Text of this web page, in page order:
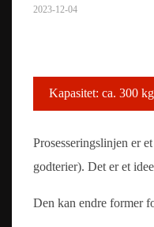
2023-12-04
Kapasitet: ca. 300 kg
Prosesseringslinjen er
godterier). Det er et
Den kan endre former